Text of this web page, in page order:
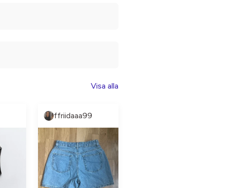
Visa alla
ffriidaaa99